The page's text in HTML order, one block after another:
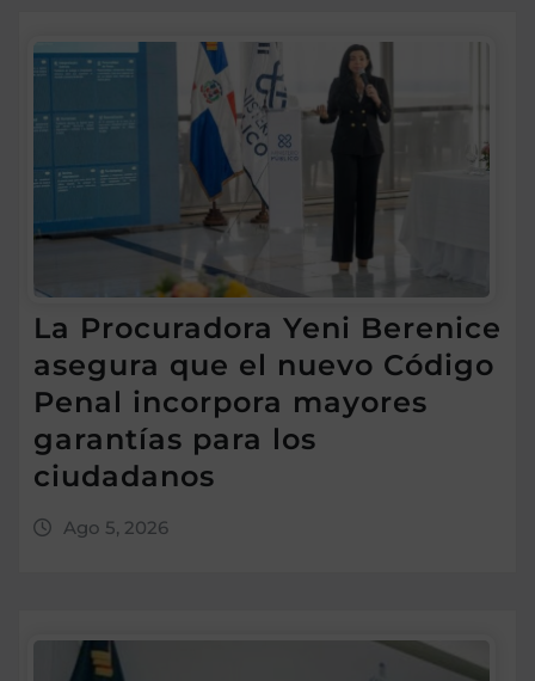
La Procuradora Yeni Berenice
asegura que el nuevo Código
Penal incorpora mayores
garantías para los
ciudadanos
Ago 5, 2026